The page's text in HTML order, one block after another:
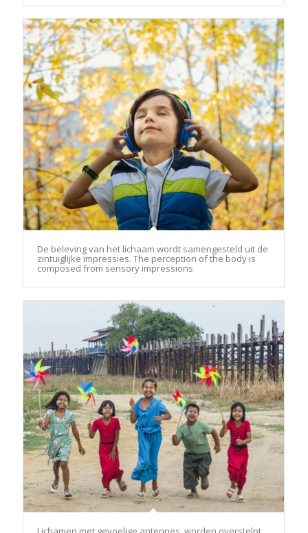
De beleving van het lichaam wordt samengesteld uit de
zintuiglijke impressies. The perception of the body is
composed from sensory impressions